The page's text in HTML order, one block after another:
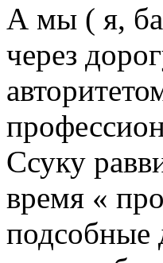
А мы ( я,
через
Ссуку
время «
подсобные